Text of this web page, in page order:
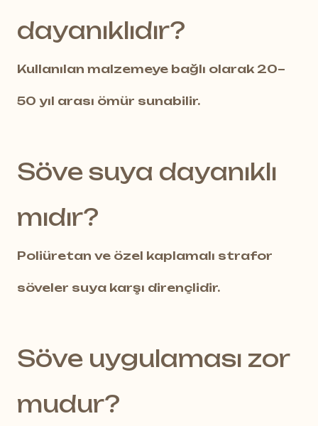
dayanıklıdır?
Kullanılan malzemeye bağlı olarak 20–
50 yıl arası ömür sunabilir.
Söve suya dayanıklı
mıdır?
Poliüretan ve özel kaplamalı strafor
söveler suya karşı dirençlidir.
Söve uygulaması zor
mudur?